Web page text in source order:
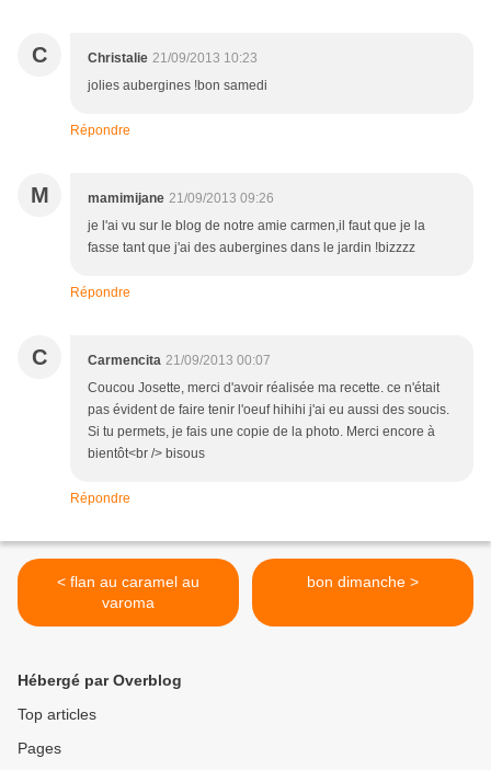
C Christalie 21/09/2013 10:23
jolies aubergines !bon samedi
Répondre
M mamimijane 21/09/2013 09:26
je l'ai vu sur le blog de notre amie carmen,il faut que je la
fasse tant que j'ai des aubergines dans le jardin !bizzzz
Répondre
C Carmencita 21/09/2013 00:07
Coucou Josette, merci d'avoir réalisée ma recette. ce n'était
pas évident de faire tenir l'oeuf hihihi j'ai eu aussi des soucis.
Si tu permets, je fais une copie de la photo. Merci encore à
bientôt<br /> bisous
Répondre
< flan au caramel au
varoma
bon dimanche >
Hébergé par Overblog
Top articles
Pages